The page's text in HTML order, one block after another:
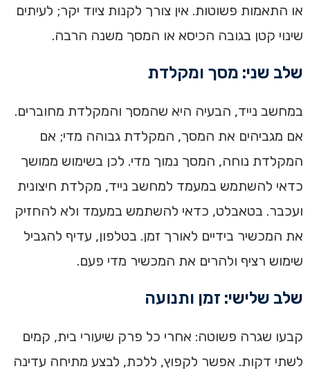
או התאמות פשוטות. אין צורך לקנות ציוד יקר; לעיתים
שינוי קטן בגובה הכיסא או המסך משנה הרבה.
שלב שני: מסך ומקלדת
במחשב נייד, הבעיה היא שהמסך והמקלדת מחוברים.
אם מגביהים את המסך, המקלדת גבוהה מדי; אם
המקלדת נוחה, המסך נמוך מדי. לכן בשימוש ממושך
כדאי להשתמש במעמד למחשב נייד, מקלדת חיצונית
ועכבר. בטאבלט, כדאי להשתמש במעמד ולא להחזיק
את המכשיר בידיים לאורך זמן. בטלפון, עדיף להגביל
שימוש רציף ולהרים את המכשיר מדי פעם.
שלב שלישי: זמן ותנועה
קבעו שגרה פשוטה: אחרי כל פרק שיעורי בית, קמים
לשתי דקות. אפשר לקפוץ, ללכת, לבצע מתיחה עדינה